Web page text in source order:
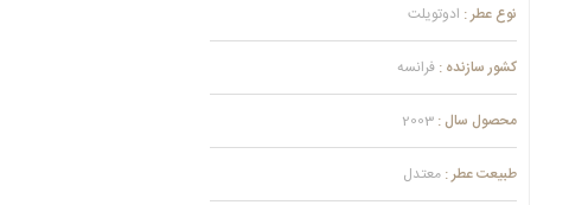
نوع عطر : ادوتویلت
کشور سازنده : فرانسه
محصول سال : 2003
طبیعت عطر : معتدل